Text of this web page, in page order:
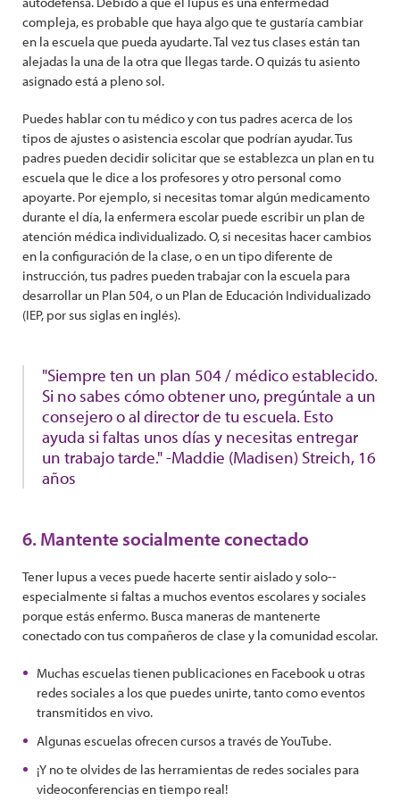
compleja, es probable que haya algo que te gustaría cambiar
en la escuela que pueda ayudarte. Tal vez tus clases están tan
alejadas la una de la otra que llegas tarde. O quizás tu asiento
asignado está a pleno sol.
Puedes hablar con tu médico y con tus padres acerca de los
tipos de ajustes o asistencia escolar que podrían ayudar. Tus
padres pueden decidir solicitar que se establezca un plan en tu
escuela que le dice a los profesores y otro personal como
apoyarte. Por ejemplo, si necesitas tomar algún medicamento
durante el día, la enfermera escolar puede escribir un plan de
atención médica individualizado. O, si necesitas hacer cambios
en la configuración de la clase, o en un tipo diferente de
instrucción, tus padres pueden trabajar con la escuela para
desarrollar un Plan 504, o un Plan de Educación Individualizado
(IEP, por sus siglas en inglés).
"Siempre ten un plan 504 / médico establecido.
Si no sabes cómo obtener uno, pregúntale a un
consejero o al director de tu escuela. Esto
ayuda si faltas unos días y necesitas entregar
un trabajo tarde." -Maddie (Madisen) Streich, 16
años
6. Mantente socialmente conectado
Tener lupus a veces puede hacerte sentir aislado y solo--
especialmente si faltas a muchos eventos escolares y sociales
porque estás enfermo. Busca maneras de mantenerte
conectado con tus compañeros de clase y la comunidad escolar.
Muchas escuelas tienen publicaciones en Facebook u otras
redes sociales a los que puedes unirte, tanto como eventos
transmitidos en vivo.
Algunas escuelas ofrecen cursos a través de YouTube.
¡Y no te olvides de las herramientas de redes sociales para
videoconferencias en tiempo real!